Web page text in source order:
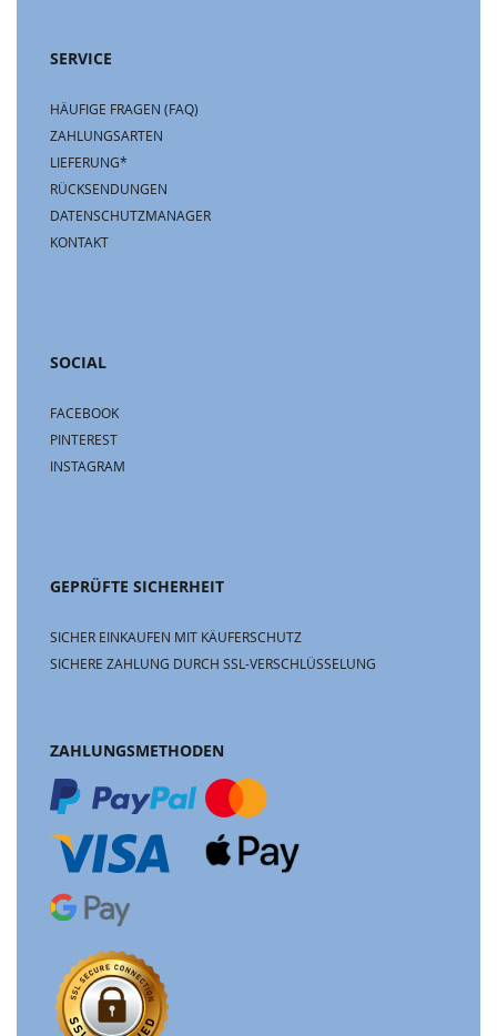
SERVICE
HÄUFIGE FRAGEN (FAQ)
ZAHLUNGSARTEN
LIEFERUNG*
RÜCKSENDUNGEN
DATENSCHUTZMANAGER
KONTAKT
SOCIAL
FACEBOOK
PINTEREST
INSTAGRAM
GEPRÜFTE SICHERHEIT
SICHER EINKAUFEN MIT KÄUFERSCHUTZ
SICHERE ZAHLUNG DURCH SSL-VERSCHLÜSSELUNG
ZAHLUNGSMETHODEN